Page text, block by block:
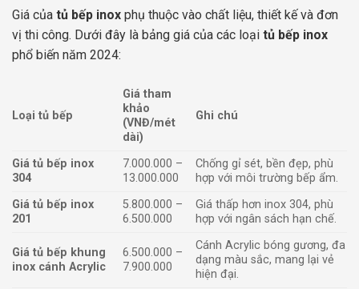
Giá của tủ bếp inox phụ thuộc vào chất liệu, thiết kế và đơn
vị thi công. Dưới đây là bảng giá của các loại tủ bếp inox
phổ biến năm 2024:
Loại tủ bếp
Giá tham
khảo
(VNĐ/mét
dài)
Ghi chú
Giá tủ bếp inox
304
7.000.000 –
13.000.000
Chống gỉ sét, bền đẹp, phù
hợp với môi trường bếp ẩm.
Giá tủ bếp inox
201
5.800.000 –
6.500.000
Giá thấp hơn inox 304, phù
hợp với ngân sách hạn chế.
Giá tủ bếp khung
inox cánh Acrylic
6.500.000 –
7.900.000
Cánh Acrylic bóng gương, đa
dạng màu sắc, mang lại vẻ
hiện đại.